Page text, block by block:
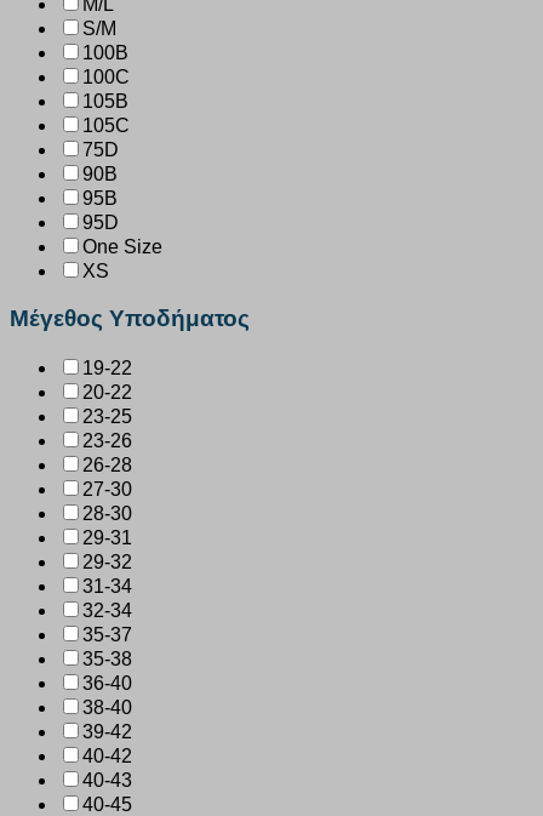
M/L
S/M
100B
100C
105B
105C
75D
90B
95B
95D
One Size
XS
Μέγεθος Υποδήματος
19-22
20-22
23-25
23-26
26-28
27-30
28-30
29-31
29-32
31-34
32-34
35-37
35-38
36-40
38-40
39-42
40-42
40-43
40-45